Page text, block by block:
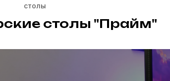
столы
столы "Прайм"